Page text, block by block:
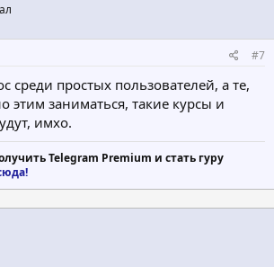
#7
среди простых пользователей, а те,
этим заниматься, такие курсы и
имхо.
Telegram Premium и стать гуру